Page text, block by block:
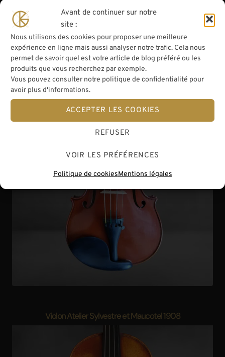
Avant de continuer sur notre
site :
Nous utilisons des cookies pour proposer une meilleure
expérience en ligne mais aussi analyser notre trafic. Cela nous
permet de savoir quel est votre article de blog préféré ou les
produits que vous recherchez par exemple.
Vous pouvez consulter notre politique de confidentialité pour
avoir plus d'informations.
ACCEPTER LES COOKIES
REFUSER
VOIR LES PRÉFÉRENCES
Politique de cookiesMentions légales
Violon Amédée Dieudonné – Mirecourt – 1941
Violon Atelier Sylvestre et Maucotel 1908